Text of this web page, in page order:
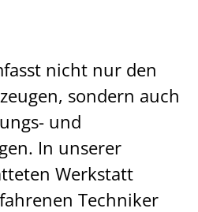
nicht nur den
sondern auch
und
In unserer
Werkstatt
Techniker